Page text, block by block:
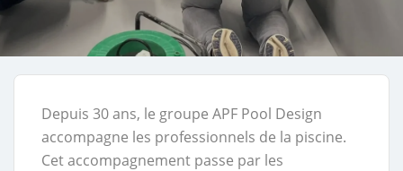
Depuis 30 ans, le groupe APF Pool Design
accompagne les professionnels de la piscine.
Cet accompagnement passe par les